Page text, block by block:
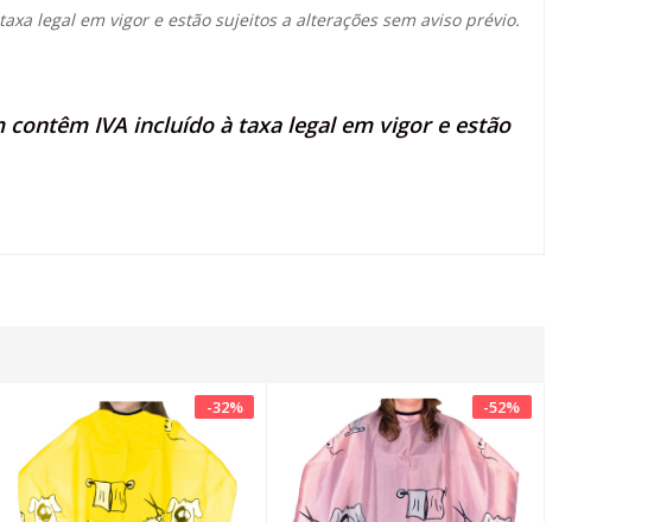
legal em vigor e estão sujeitos a alterações sem aviso prévio.
contêm IVA incluído à taxa legal em vigor e estão
-32% -52%